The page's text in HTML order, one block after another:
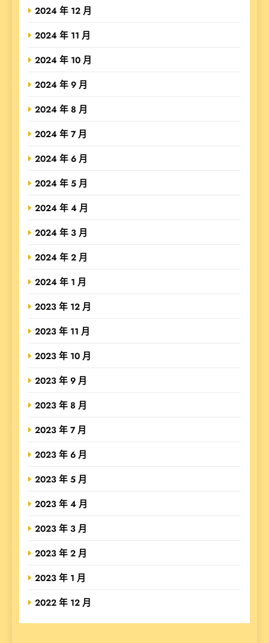
2024 年 12 月
2024 年 11 月
2024 年 10 月
2024 年 9 月
2024 年 8 月
2024 年 7 月
2024 年 6 月
2024 年 5 月
2024 年 4 月
2024 年 3 月
2024 年 2 月
2024 年 1 月
2023 年 12 月
2023 年 11 月
2023 年 10 月
2023 年 9 月
2023 年 8 月
2023 年 7 月
2023 年 6 月
2023 年 5 月
2023 年 4 月
2023 年 3 月
2023 年 2 月
2023 年 1 月
2022 年 12 月